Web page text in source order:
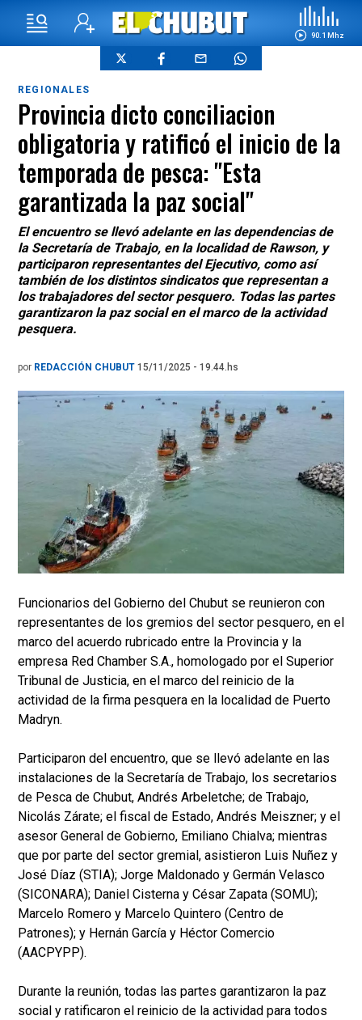
90.1 Mhz
REGIONALES
Provincia dicto conciliacion
obligatoria y ratificó el inicio de la
temporada de pesca: "Esta
garantizada la paz social"
El encuentro se llevó adelante en las dependencias de
la Secretaría de Trabajo, en la localidad de Rawson, y
participaron representantes del Ejecutivo, como así
también de los distintos sindicatos que representan a
los trabajadores del sector pesquero. Todas las partes
garantizaron la paz social en el marco de la actividad
pesquera.
por REDACCIÓN CHUBUT 15/11/2025 - 19.44.hs
Funcionarios del Gobierno del Chubut se reunieron con
representantes de los gremios del sector pesquero, en el
marco del acuerdo rubricado entre la Provincia y la
empresa Red Chamber S.A., homologado por el Superior
Tribunal de Justicia, en el marco del reinicio de la
actividad de la firma pesquera en la localidad de Puerto
Madryn.
Participaron del encuentro, que se llevó adelante en las
instalaciones de la Secretaría de Trabajo, los secretarios
de Pesca de Chubut, Andrés Arbeletche; de Trabajo,
Nicolás Zárate; el fiscal de Estado, Andrés Meiszner; y el
asesor General de Gobierno, Emiliano Chialva; mientras
que por parte del sector gremial, asistieron Luis Nuñez y
José Díaz (STIA); Jorge Maldonado y Germán Velasco
(SICONARA); Daniel Cisterna y César Zapata (SOMU);
Marcelo Romero y Marcelo Quintero (Centro de
Patrones); y Hernán García y Héctor Comercio
(AACPYPP).
Durante la reunión, todas las partes garantizaron la paz
social y ratificaron el reinicio de la actividad para todos